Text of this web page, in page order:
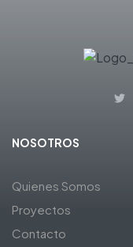
NOSOTROS
Quienes Somos
Proyectos
Contacto